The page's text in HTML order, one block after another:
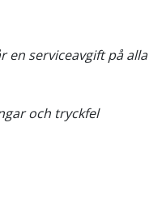
en serviceavgift på alla
och tryckfel